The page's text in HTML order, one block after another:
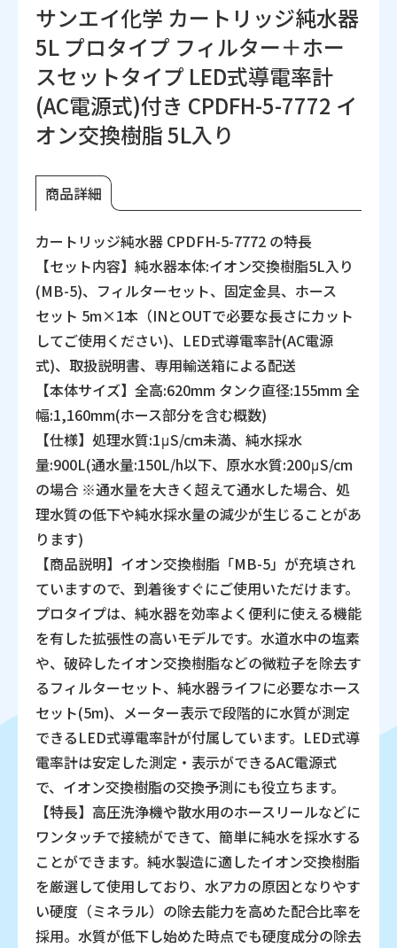
サンエイ化学 カートリッジ純水器
5L プロタイプ フィルター＋ホー
スセットタイプ LED式導電率計
(AC電源式)付き CPDFH-5-7772 イ
オン交換樹脂 5L入り
商品詳細
カートリッジ純水器 CPDFH-5-7772 の特長
【セット内容】純水器本体:イオン交換樹脂5L入り
(MB-5)、フィルターセット、固定金具、ホース
セット 5m×1本（INとOUTで必要な長さにカット
してご使用ください)、LED式導電率計(AC電源
式)、取扱説明書、専用輸送箱による配送
【本体サイズ】全高:620mm タンク直径:155mm 全
幅:1,160mm(ホース部分を含む概数)
【仕様】処理水質:1μS/cm未満、純水採水
量:900L(通水量:150L/h以下、原水水質:200μS/cm
の場合 ※通水量を大きく超えて通水した場合、処
理水質の低下や純水採水量の減少が生じることがあ
ります)
【商品説明】イオン交換樹脂「MB-5」が充填され
ていますので、到着後すぐにご使用いただけます。
プロタイプは、純水器を効率よく便利に使える機能
を有した拡張性の高いモデルです。水道水中の塩素
や、破砕したイオン交換樹脂などの微粒子を除去す
るフィルターセット、純水器ライフに必要なホース
セット(5m)、メーター表示で段階的に水質が測定
できるLED式導電率計が付属しています。LED式導
電率計は安定した測定・表示ができるAC電源式
で、イオン交換樹脂の交換予測にも役立ちます。
【特長】高圧洗浄機や散水用のホースリールなどに
ワンタッチで接続ができて、簡単に純水を採水する
ことができます。純水製造に適したイオン交換樹脂
を厳選して使用しており、水アカの原因となりやす
い硬度（ミネラル）の除去能力を高めた配合比率を
採用。水質が低下し始めた時点でも硬度成分の除去